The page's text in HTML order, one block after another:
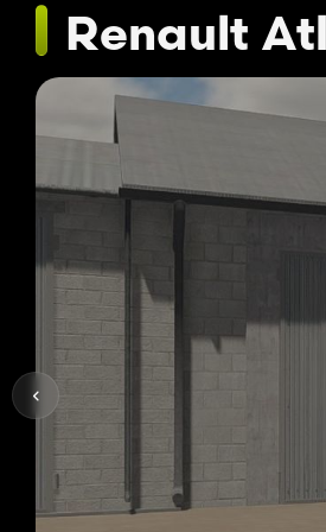
Renault